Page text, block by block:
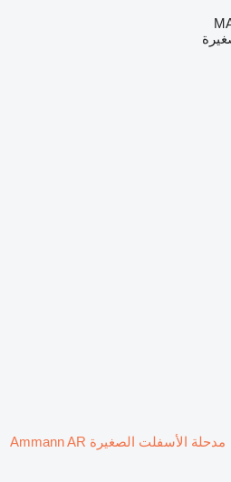
مدحلة الأسفلت الصغيرة Ammann AR